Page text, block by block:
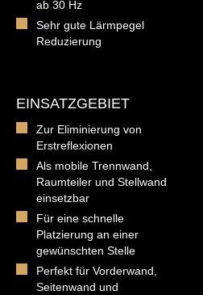
ab 30 Hz
Sehr gute Lärmpegel
Reduzierung
EINSATZGEBIET
Zur Eliminierung von
Erstreflexionen
Als mobile Trennwand,
Raumteiler und Stellwand
einsetzbar
Für eine schnelle
Platzierung an einer
gewünschten Stelle
Perfekt für Vorderwand,
Seitenwand und